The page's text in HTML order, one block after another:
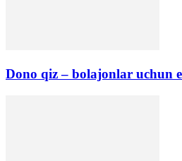
Dono qiz – bolajonlar uchun